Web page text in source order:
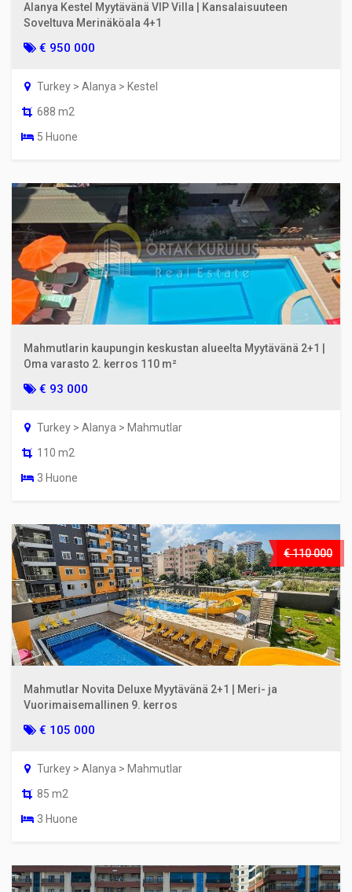
Alanya Kestel Myytävänä VIP Villa | Kansalaisuuteen
Soveltuva Merinäköala 4+1
€ 950 000
Turkey > Alanya > Kestel
688 m2
5 Huone
Mahmutlarin kaupungin keskustan alueelta Myytävänä 2+1 |
Oma varasto 2. kerros 110 m²
€ 93 000
Turkey > Alanya > Mahmutlar
110 m2
3 Huone
€ 110 000
Mahmutlar Novita Deluxe Myytävänä 2+1 | Meri- ja
Vuorimaisemallinen 9. kerros
€ 105 000
Turkey > Alanya > Mahmutlar
85 m2
3 Huone